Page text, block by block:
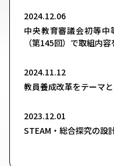
2024.12.06
中央教育審議会初等
（第145回）で取組内
2024.11.12
教員養成改革をテーマ
2023.12.01
STEAM・総合探究の設